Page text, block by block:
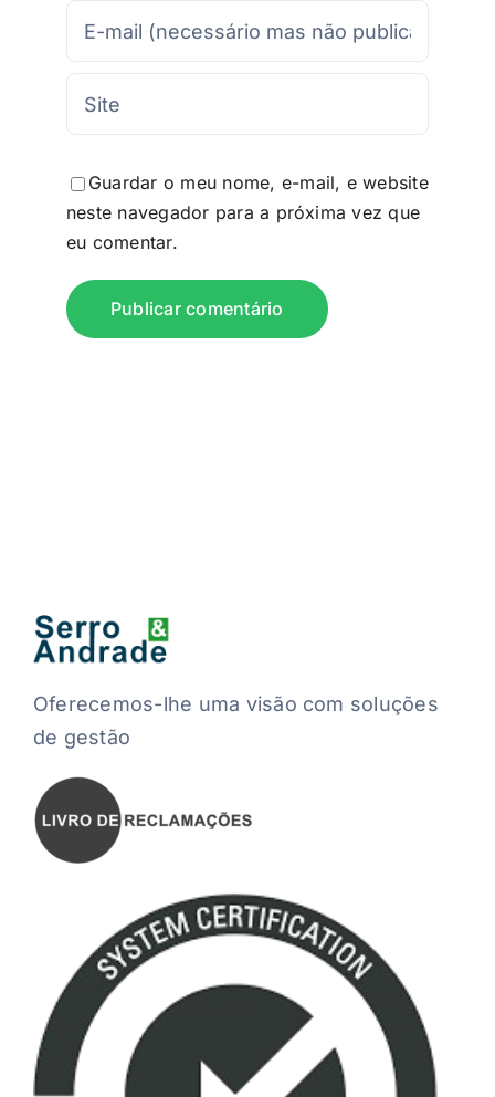
Guardar o meu nome, e-mail, e website
neste navegador para a próxima vez que
eu comentar.
Oferecemos-lhe uma visão com soluções
de gestão